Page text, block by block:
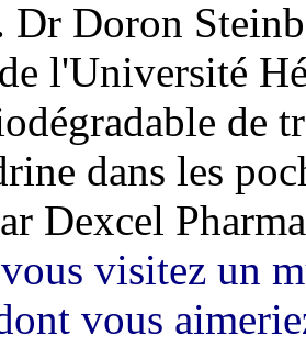
Dr Doron
l'Université
de
dans les
Dexcel
visitez un
vous